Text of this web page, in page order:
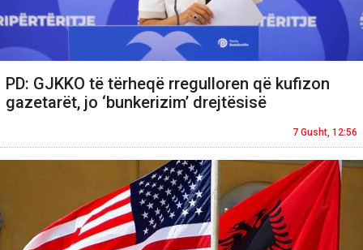
PD: GJKKO të tërheqë rregulloren që kufizon
gazetarët, jo ‘bunkerizim’ drejtësisë
7 Gusht, 12:56